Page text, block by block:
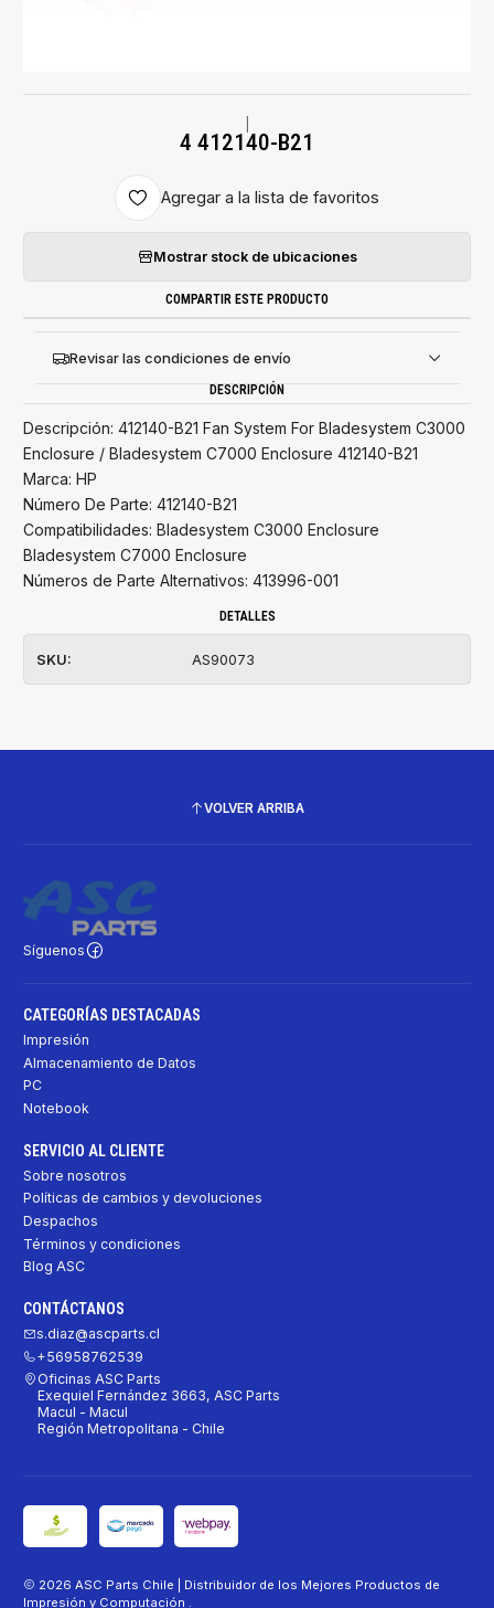
4 412140-B21
Agregar a la lista de favoritos
Mostrar stock de ubicaciones
COMPARTIR ESTE PRODUCTO
Revisar las condiciones de envío
DESCRIPCIÓN
Descripción: 412140-B21 Fan System For Bladesystem C3000
Enclosure / Bladesystem C7000 Enclosure 412140-B21
Marca: HP
Número De Parte: 412140-B21
Compatibilidades: Bladesystem C3000 Enclosure
Bladesystem C7000 Enclosure
Números de Parte Alternativos: 413996-001
DETALLES
SKU: AS90073
VOLVER ARRIBA
Síguenos
CATEGORÍAS DESTACADAS
Impresión
Almacenamiento de Datos
PC
Notebook
SERVICIO AL CLIENTE
Sobre nosotros
Políticas de cambios y devoluciones
Despachos
Términos y condiciones
Blog ASC
CONTÁCTANOS
s.diaz@ascparts.cl
+56958762539
Oficinas ASC Parts
Exequiel Fernández 3663, ASC Parts
Macul - Macul
Región Metropolitana - Chile
2026 ASC Parts Chile | Distribuidor de los Mejores Productos de
Impresión y Computación .